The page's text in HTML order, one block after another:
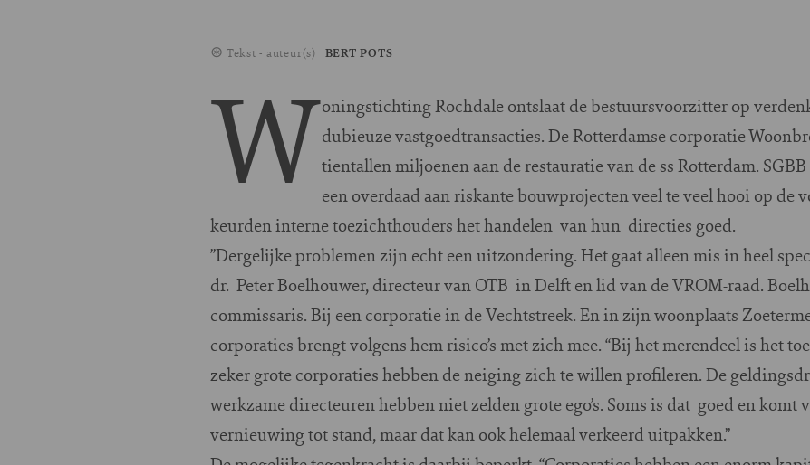
Tekst - auteur(s) BERT POTS
Woningstichting Rochdale ontslaat de bestuursvoorzitter op
dubieuze vastgoedtransacties. De Rotterdamse corporatie
tientallen miljoenen aan de restauratie van de ss Rotterdam.
een overdaad aan riskante bouwprojecten veel te veel hooi op de
keurden interne toezichthouders het handelen van hun directies goed.
”Dergelijke problemen zijn echt een uitzondering. Het gaat alleen mis in heel
dr. Peter Boelhouwer, directeur van OTB in Delft en lid van de VROM-raad.
commissaris. Bij een corporatie in de Vechtstreek. En in zijn woonplaats
corporaties brengt volgens hem risico’s met zich mee. “Bij het merendeel is het
zeker grote corporaties hebben de neiging zich te willen profileren. De
werkzame directeuren hebben niet zelden grote ego’s. Soms is dat goed en komt
vernieuwing tot stand, maar dat kan ook helemaal verkeerd uitpakken.”